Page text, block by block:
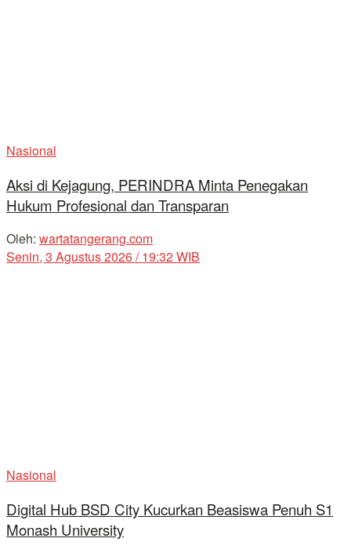
Nasional
Aksi di Kejagung, PERINDRA Minta Penegakan
Hukum Profesional dan Transparan
Oleh: wartatangerang.com
Senin, 3 Agustus 2026 / 19:32 WIB
Nasional
Digital Hub BSD City Kucurkan Beasiswa Penuh S1
Monash University